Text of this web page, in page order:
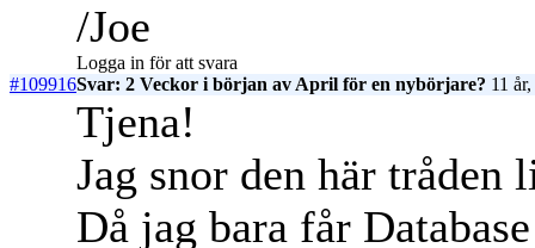
/Joe
Logga in för att svara
#109916Svar: 2 Veckor i början av April för en nybörjare? 11
Tjena!
Jag snor den här
Då jag bara får